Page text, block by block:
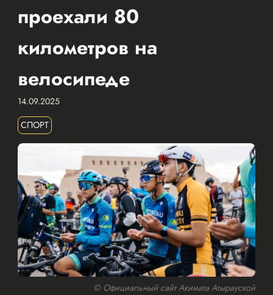
проехали 80
километров на
велосипеде
14.09.2025
СПОРТ
© Официальный сайт Акимата Атырауской